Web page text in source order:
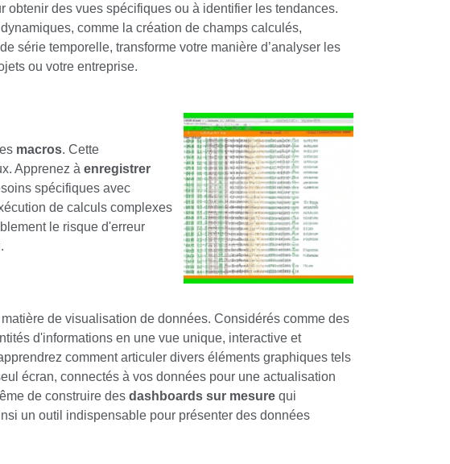
obtenir des vues spécifiques ou à identifier les tendances.
comme la création de champs calculés,
série temporelle, transforme votre manière d’analyser les
ou votre entreprise.
macros. Cette
Apprenez à enregistrer
spécifiques avec
de calculs complexes
le risque d'erreur
de visualisation de données. Considérés comme des
d'informations en une vue unique, interactive et
comment articuler divers éléments graphiques tels
écran, connectés à vos données pour une actualisation
de construire des dashboards sur mesurequi
un outil indispensable pour présenter des données